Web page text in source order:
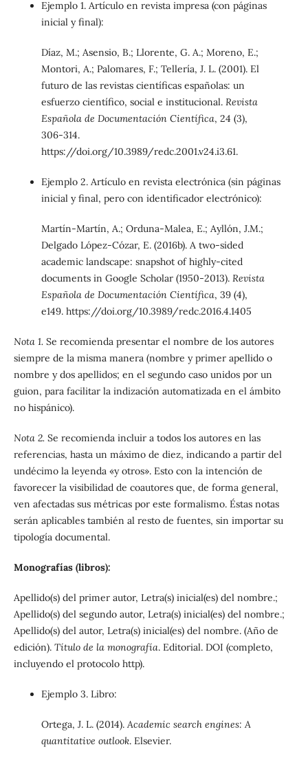
Ejemplo 1. Artículo en revista impresa (con páginas
inicial y final):
Díaz, M.; Asensio, B.; Llorente, G. A.; Moreno, E.;
Montori, A.; Palomares, F.; Tellería, J. L. (2001). El
futuro de las revistas científicas españolas: un
esfuerzo científico, social e institucional. Revista
Española de Documentación Científica, 24 (3),
306-314.
https://doi.org/10.3989/redc.2001.v24.i3.61.
Ejemplo 2. Artículo en revista electrónica (sin páginas
inicial y final, pero con identificador electrónico):
Martín-Martín, A.; Orduna-Malea, E.; Ayllón, J.M.;
Delgado López-Cózar, E. (2016b). A two-sided
academic landscape: snapshot of highly-cited
documents in Google Scholar (1950-2013). Revista
Española de Documentación Científica, 39 (4),
e149. https://doi.org/10.3989/redc.2016.4.1405
Nota 1. Se recomienda presentar el nombre de los autores
siempre de la misma manera (nombre y primer apellido o
nombre y dos apellidos; en el segundo caso unidos por un
guion, para facilitar la indización automatizada en el ámbito
no hispánico).
Nota 2. Se recomienda incluir a todos los autores en las
referencias, hasta un máximo de diez, indicando a partir del
undécimo la leyenda «y otros». Esto con la intención de
favorecer la visibilidad de coautores que, de forma general,
ven afectadas sus métricas por este formalismo. Éstas notas
serán aplicables también al resto de fuentes, sin importar su
tipología documental.
Monografías (libros):
Apellido(s) del primer autor, Letra(s) inicial(es) del nombre.;
Apellido(s) del segundo autor, Letra(s) inicial(es) del nombre.;
Apellido(s) del autor, Letra(s) inicial(es) del nombre. (Año de
edición). Título de la monografía. Editorial. DOI (completo,
incluyendo el protocolo http).
Ejemplo 3. Libro:
Ortega, J. L. (2014). Academic search engines: A
quantitative outlook. Elsevier.